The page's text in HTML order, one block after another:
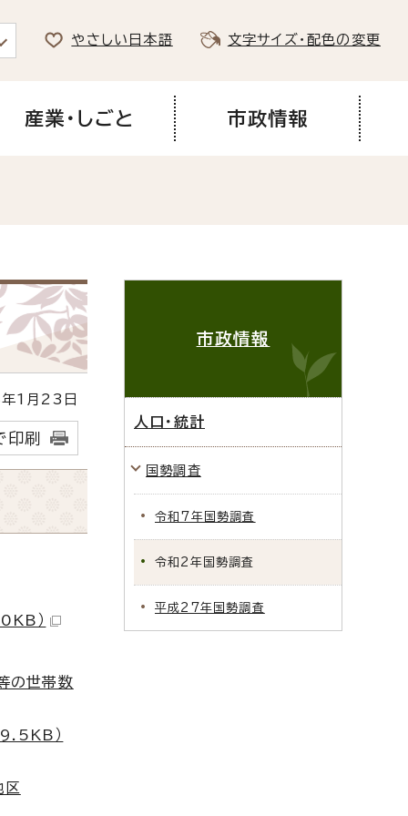
やさしい日本語 文字サイズ・配色の変更
産業・しごと 市政情報
1月23日
印刷
）
の世帯数
）
区
市政情報
人口・統計
国勢調査
令和7年国勢調査
令和2年国勢調査
平成27年国勢調査